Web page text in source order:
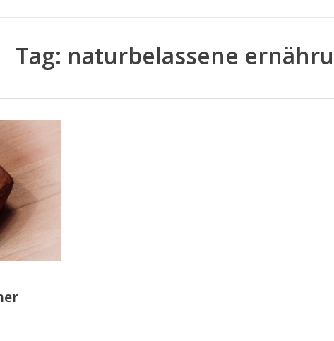
Tag: naturbelassene